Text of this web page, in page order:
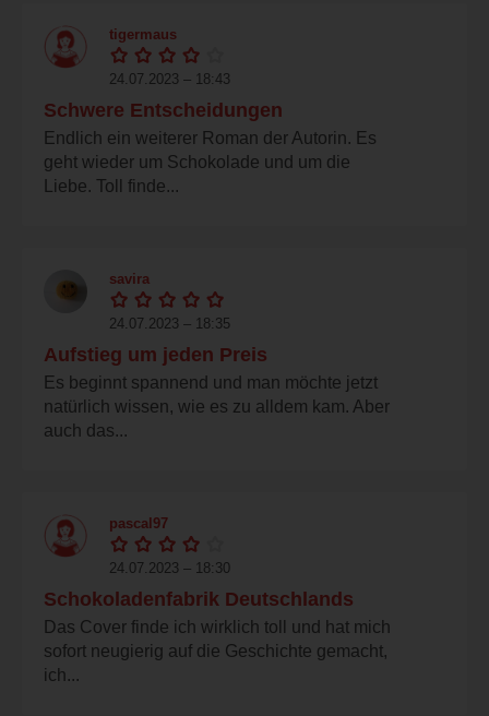
tigermaus
24.07.2023 – 18:43
Schwere Entscheidungen
Endlich ein weiterer Roman der Autorin. Es
geht wieder um Schokolade und um die
Liebe. Toll finde...
savira
24.07.2023 – 18:35
Aufstieg um jeden Preis
Es beginnt spannend und man möchte jetzt
natürlich wissen, wie es zu alldem kam. Aber
auch das...
pascal97
24.07.2023 – 18:30
Schokoladenfabrik Deutschlands
Das Cover finde ich wirklich toll und hat mich
sofort neugierig auf die Geschichte gemacht,
ich...